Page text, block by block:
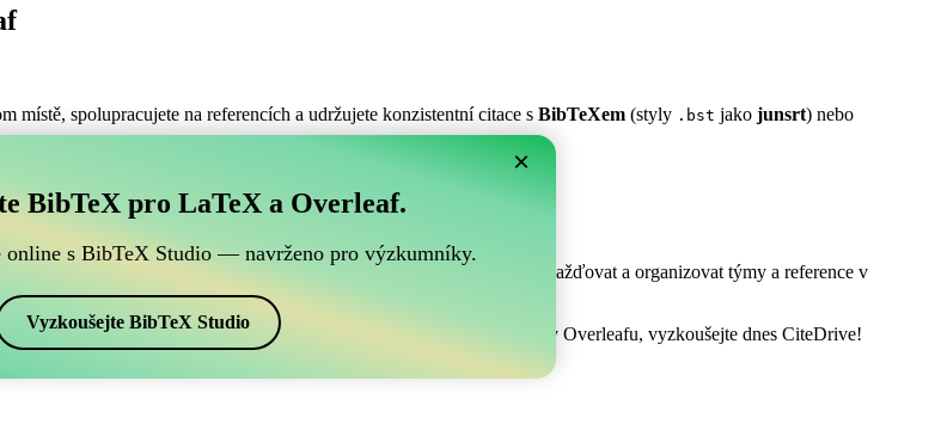
místě, spolupracujete na referencích a udržujete konzistentní citace s BibTeXem (styly .bst jako junsrt) nebo
který je kompatibilní s Overleafem?
který je kompatibilní s Overleafem?”
v Overleafu, CiteDrive může být dokonalý! Umožňuje vám shromažďovat a organizovat týmy a reference v
Pokud tedy hledáte snadný způsob, jak spravovat vaši bibliografii v Overleafu, vyzkoušejte dnes CiteDrive!
×
BibTeX pro LaTeX a Overleaf.
online s BibTeX Studio — navrženo pro výzkumníky.
Vyzkoušejte BibTeX Studio